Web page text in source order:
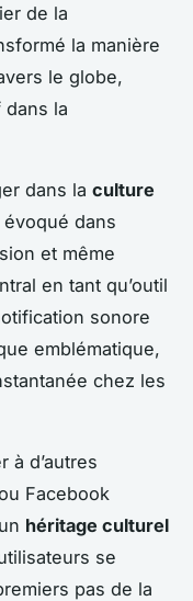
de la
la manière
le globe,
la
dans la culture
dans
et même
en tant qu’outil
sonore
emblématique,
chez les
à d’autres
Facebook
héritage culturel
se
pas de la